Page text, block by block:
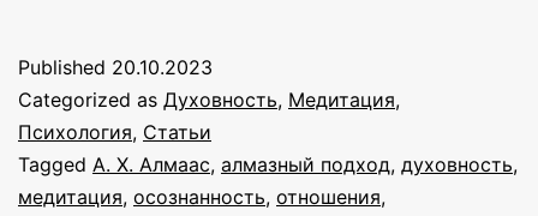
Published 20.10.2023
Categorized as Духовность, Медитация,
Психология, Статьи
Tagged А. Х. Алмаас, алмазный подход, духовность,
медитация, осознанность, отношения,